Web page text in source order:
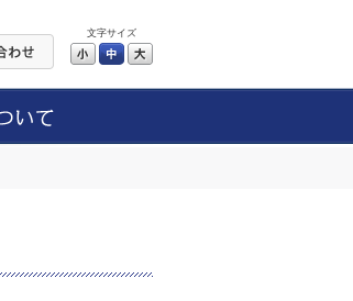
文字サイズ
小 中